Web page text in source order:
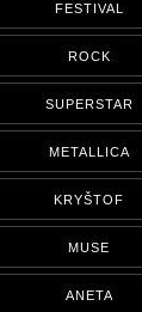
FESTIVAL
ROCK
SUPERSTAR
METALLICA
KRYŠTOF
MUSE
ANETA